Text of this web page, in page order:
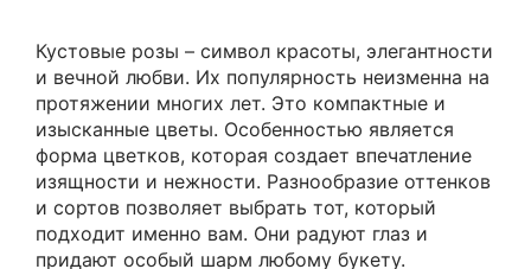
Кустовые розы – символ красоты, элегантности
и вечной любви. Их популярность неизменна на
протяжении многих лет. Это компактные и
изысканные цветы. Особенностью является
форма цветков, которая создает впечатление
изящности и нежности. Разнообразие оттенков
и сортов позволяет выбрать тот, который
подходит именно вам. Они радуют глаз и
придают особый шарм любому букету.